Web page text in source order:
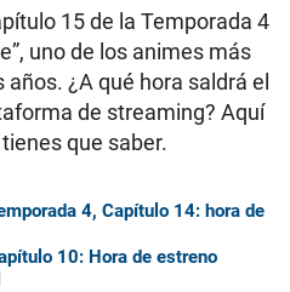
15 de la Temporada 4
uno de los animes más
¿A qué hora saldrá el
de streaming? Aquí
que saber.
4, Capítulo 14: hora de
10: Hora de estreno